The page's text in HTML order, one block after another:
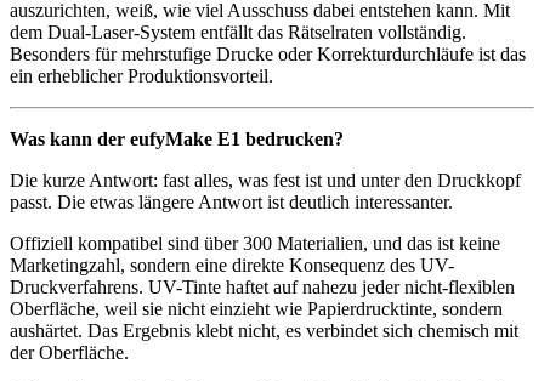
auszurichten, weiß, wie viel Ausschuss dabei entstehen kann. Mit
dem Dual-Laser-System entfällt das Rätselraten vollständig.
Besonders für mehrstufige Drucke oder Korrekturdurchläufe ist das
ein erheblicher Produktionsvorteil.
Was kann der eufyMake E1 bedrucken?
Die kurze Antwort: fast alles, was fest ist und unter den Druckkopf
passt. Die etwas längere Antwort ist deutlich interessanter.
Offiziell kompatibel sind über 300 Materialien, und das ist keine
Marketingzahl, sondern eine direkte Konsequenz des UV-
Druckverfahrens. UV-Tinte haftet auf nahezu jeder nicht-flexiblen
Oberfläche, weil sie nicht einzieht wie Papierdrucktinte, sondern
aushärtet. Das Ergebnis klebt nicht, es verbindet sich chemisch mit
der Oberfläche.